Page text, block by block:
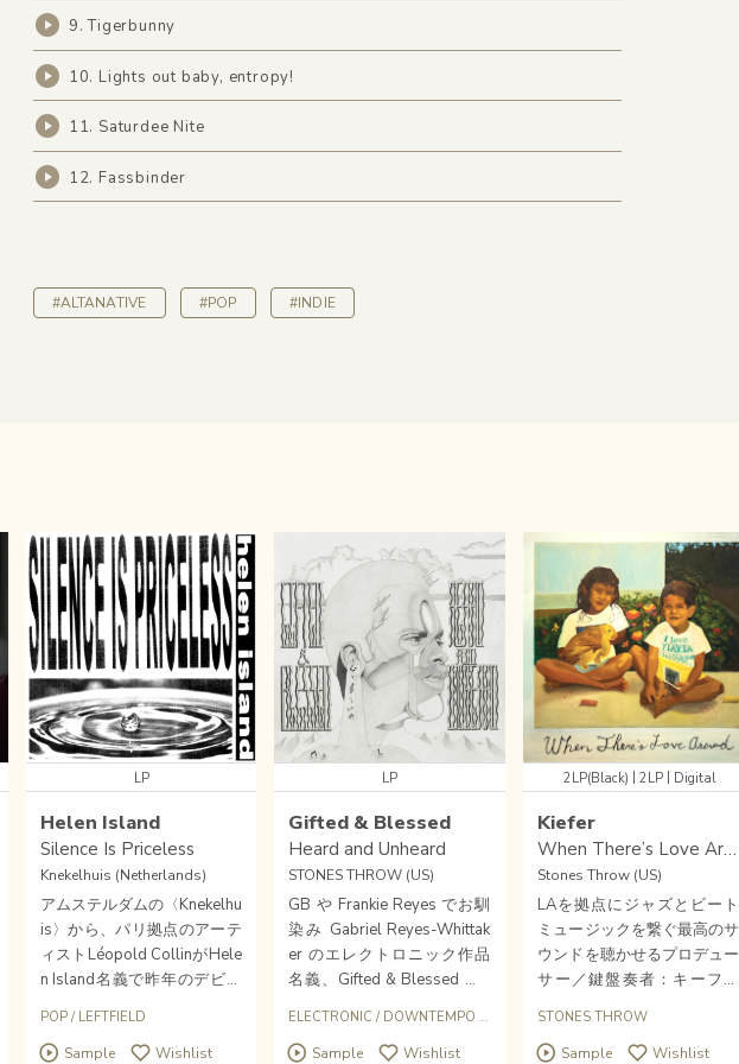
9. Tigerbunny
10. Lights out baby, entropy!
11. Saturdee Nite
12. Fassbinder
#ALTANATIVE #POP #INDIE
LP
Helen Island
Silence Is Priceless
Knekelhuis (Netherlands)
アムステルダムの〈Knekelhu
is〉から、パリ拠点のアーテ
ィストLéopold CollinがHele
n Island名義で昨年のデビュ
POP/ LEFTFIELD
Sample Wishlist
LP
Gifted & Blessed
Heard and Unheard
STONES THROW (US)
GB や Frankie Reyes でお馴
染み Gabriel Reyes-Whittak
er のエレクトロニック作品
名義、Gifted & Blessed の2
ら。ストックしました！
ELECTRONIC / DOWNTEMPO / STONES THROW
Sample Wishlist
2LP(Black) 2LP| Digital
Kiefer
When There’s Love Around
Stones Throw (US)
LAを拠点にジャズとビート
ミュージックを繋ぐ最高のサ
ウンドを聴かせるプロデュー
サー／鍵盤奏者：キーファ
e's Love Around"がアナログ
STONES THROW
Sample Wishlist